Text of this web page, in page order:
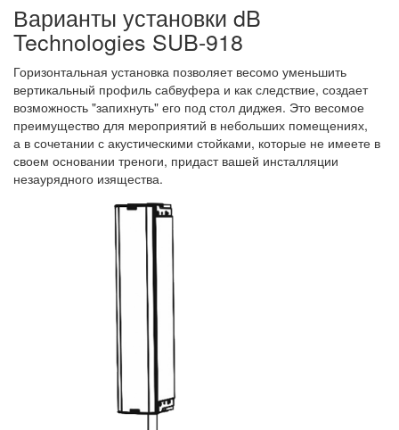
Варианты установки dB
Technologies SUB-918
Горизонтальная установка позволяет весомо уменьшить
вертикальный профиль сабвуфера и как следствие, создает
возможность "запихнуть" его под стол диджея. Это весомое
преимущество для мероприятий в небольших помещениях,
а в сочетании с акустическими стойками, которые не имеете в
своем основании треноги, придаст вашей инсталляции
незаурядного изящества.